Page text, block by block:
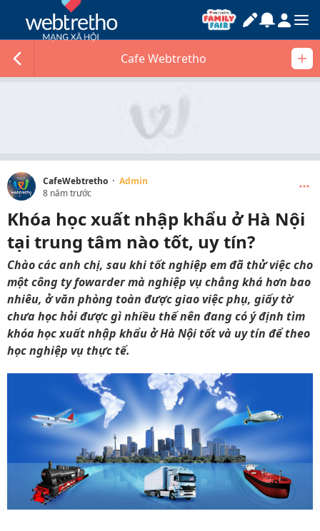
Cafe Webtretho
CafeWebtretho · Admin
8 năm trước
Khóa học xuất nhập khẩu ở Hà Nội
tại trung tâm nào tốt, uy tín?
Chào các anh chị, sau khi tốt nghiệp em đã thử việc cho
một công ty fowarder mà nghiệp vụ chẳng khá hơn bao
nhiêu, ở văn phòng toàn được giao việc phụ, giấy tờ
chưa học hỏi được gì nhiều thế nên đang có ý định tìm
khóa học xuất nhập khẩu ở Hà Nội tốt và uy tín để theo
học nghiệp vụ thực tế.